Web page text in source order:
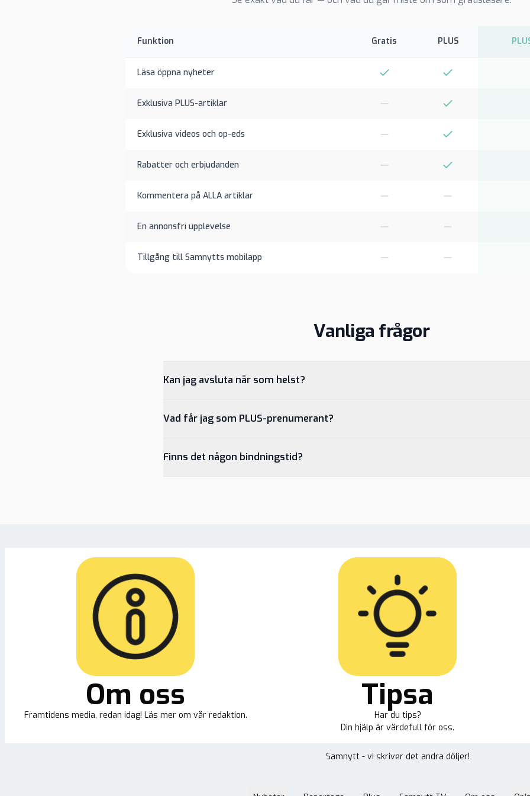
Funktion Gratis PLUS
Läsa öppna nyheter
Exklusiva PLUS-artiklar
Exklusiva videos och op-eds
Rabatter och erbjudanden
Kommentera på ALLA artiklar
En annonsfri upplevelse
Tillgång till Samnytts mobilapp
Vanliga frågor
Kan jag avsluta när som helst?
Vad får jag som PLUS-prenumerant?
Finns det någon bindningstid?
Om oss
Framtidens media, redan idag! Läs mer om vår redaktion.
Tipsa
Har du tips?
Din hjälp är värdefull för oss.
Samnytt - vi skriver det andra döljer!